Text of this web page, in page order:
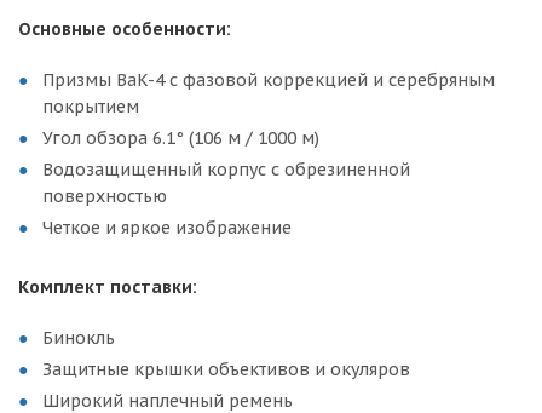
Основные особенности:
Призмы BaK-4 с фазовой коррекцией и серебряным
покрытием
Угол обзора 6.1° (106 м / 1000 м)
Водозащищенный корпус с обрезиненной
поверхностью
Четкое и яркое изображение
Комплект поставки:
Бинокль
Защитные крышки объективов и окуляров
Широкий наплечный ремень